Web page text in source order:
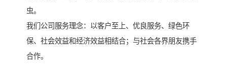
虫。
我们公司服务理念：以客户至上、优良服务、绿色环
保、社会效益和经济效益相结合；与社会各界朋友携手
合作。